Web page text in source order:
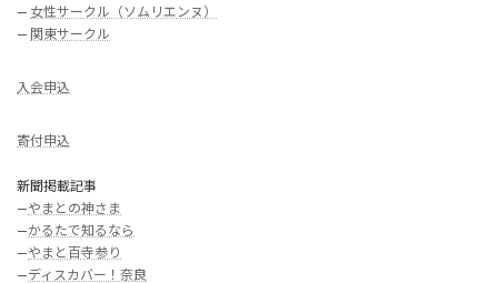
— 女性サークル（ソムリエンヌ）
— 関東サークル
入会申込
寄付申込
新聞掲載記事
—やまとの神さま
—かるたで知るなら
—やまと百寺参り
—ディスカバー！奈良